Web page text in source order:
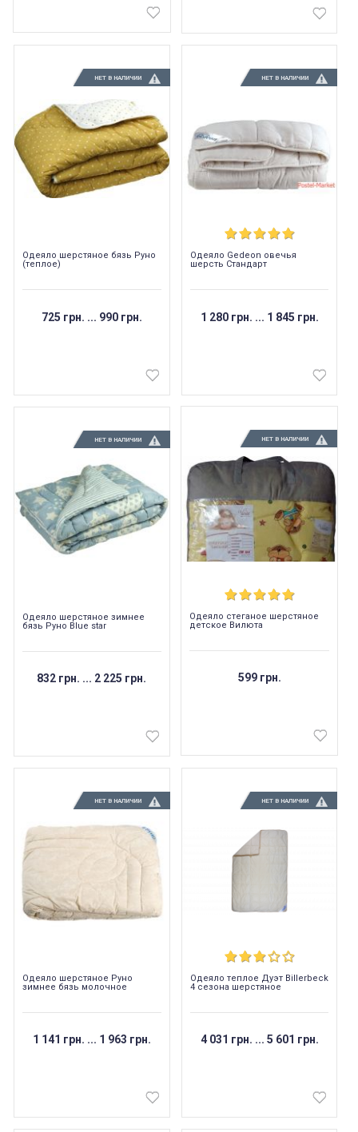
НЕТ В НАЛИЧИИ
Одеяло шерстяное бязь Руно
(теплое)
725 грн. ... 990 грн.
НЕТ В НАЛИЧИИ
Одеяло Gedeon овечья
шерсть Стандарт
1 280 грн. ... 1 845 грн.
НЕТ В НАЛИЧИИ
Одеяло шерстяное зимнее
бязь Руно Blue star
832 грн. ... 2 225 грн.
НЕТ В НАЛИЧИИ
Одеяло стеганое шерстяное
детское Вилюта
599 грн.
НЕТ В НАЛИЧИИ
Одеяло шерстяное Руно
зимнее бязь молочное
1 141 грн. ... 1 963 грн.
НЕТ В НАЛИЧИИ
Одеяло теплое Дуэт Billerbeck
4 сезона шерстяное
4 031 грн. ... 5 601 грн.